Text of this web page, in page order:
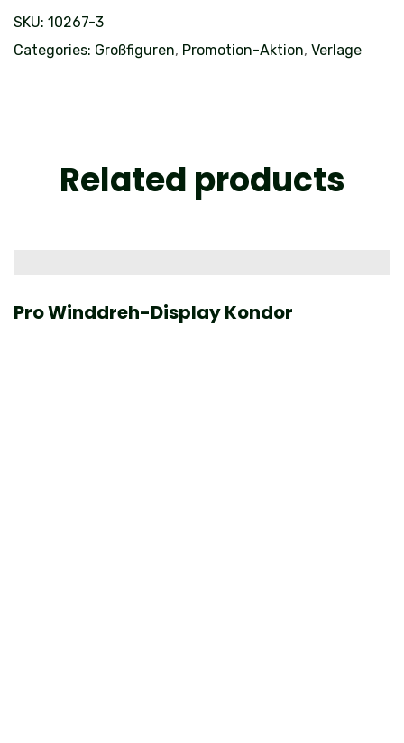
SKU: 10267-3
Categories: Großfiguren, Promotion-Aktion, Verlage
Related products
Pro Winddreh-Display Kondor